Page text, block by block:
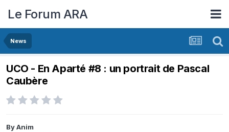
Le Forum ARA
News
UCO - En Aparté #8 : un portrait de Pascal
Caubère
ByAnim